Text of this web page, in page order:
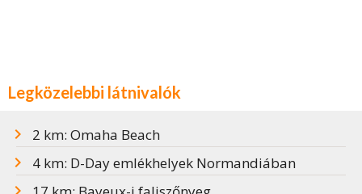
Legközelebbi látnivalók
2 km: Omaha Beach
4 km: D-Day emlékhelyek Normandiában